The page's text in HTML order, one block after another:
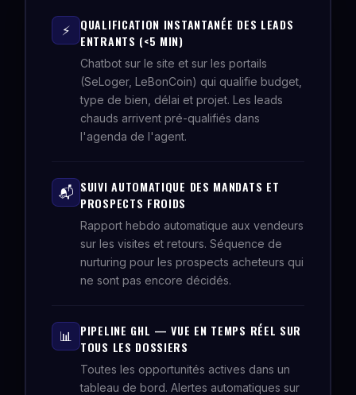
⚡
QUALIFICATION INSTANTANÉE DES LEADS
ENTRANTS (<5 MIN)
Chatbot sur le site et sur les portails
(SeLoger, LeBonCoin) qui qualifie budget,
type de bien, délai et projet. Les leads
chauds arrivent pré-qualifiés dans
l'agenda de l'agent.
📬 SUIVI AUTOMATIQUE DES MANDATS ET
PROSPECTS FROIDS
Rapport hebdo automatique aux vendeurs
sur les visites et retours. Séquence de
nurturing pour les prospects acheteurs qui
ne sont pas encore décidés.
📊 PIPELINE GHL — VUE EN TEMPS RÉEL SUR
TOUS LES DOSSIERS
Toutes les opportunités actives dans un
tableau de bord. Alertes automatiques sur